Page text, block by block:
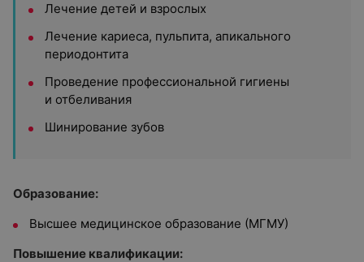
Лечение детей и взрослых
Лечение кариеса, пульпита, апикального
периодонтита
Проведение профессиональной гигиены
и отбеливания
Шинирование зубов
Образование:
Высшее медицинское образование (МГМУ)
Повышение квалификации: